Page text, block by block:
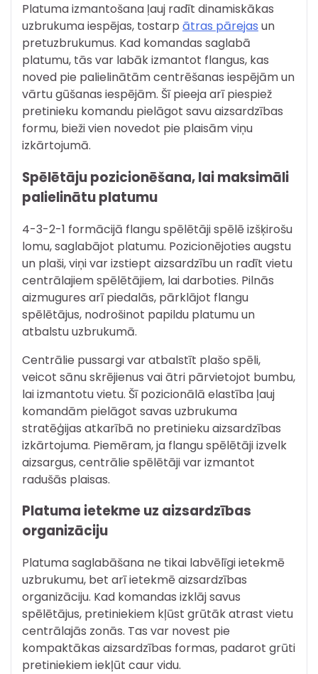
Platuma izmantošana ļauj radīt dinamiskākas
uzbrukuma iespējas, tostarp ātras pārejas un
pretuzbrukumus. Kad komandas saglabā
platumu, tās var labāk izmantot flangus, kas
noved pie palielinātām centrēšanas iespējām un
vārtu gūšanas iespējām. Šī pieeja arī piespiež
pretinieku komandu pielāgot savu aizsardzības
formu, bieži vien novedot pie plaisām viņu
izkārtojumā.
Spēlētāju pozicionēšana, lai maksimāli
palielinātu platumu
4-3-2-1 formācijā flangu spēlētāji spēlē izšķirošu
lomu, saglabājot platumu. Pozicionējoties augstu
un plaši, viņi var izstiept aizsardzību un radīt vietu
centrālajiem spēlētājiem, lai darboties. Pilnās
aizmugures arī piedalās, pārklājot flangu
spēlētājus, nodrošinot papildu platumu un
atbalstu uzbrukumā.
Centrālie pussargi var atbalstīt plašo spēli,
veicot sānu skrējienus vai ātri pārvietojot bumbu,
lai izmantotu vietu. Šī pozicionālā elastība ļauj
komandām pielāgot savas uzbrukuma
stratēģijas atkarībā no pretinieku aizsardzības
izkārtojuma. Piemēram, ja flangu spēlētāji izvelk
aizsargus, centrālie spēlētāji var izmantot
radušās plaisas.
Platuma ietekme uz aizsardzības
organizāciju
Platuma saglabāšana ne tikai labvēlīgi ietekmē
uzbrukumu, bet arī ietekmē aizsardzības
organizāciju. Kad komandas izklāj savus
spēlētājus, pretiniekiem kļūst grūtāk atrast vietu
centrālajās zonās. Tas var novest pie
kompaktākas aizsardzības formas, padarot grūti
pretiniekiem iekļūt caur vidu.